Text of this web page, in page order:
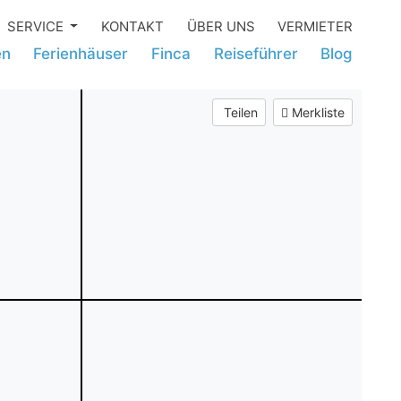
Ferienhäuser Finca Reiseführer Blog
SERVICE KONTAKT ÜBER UNS VERMIETER
Teilen Merkliste